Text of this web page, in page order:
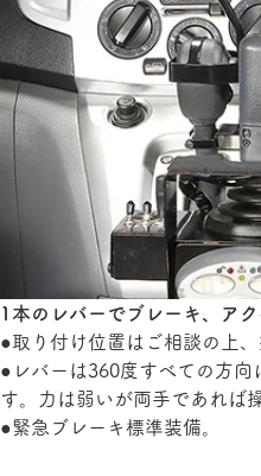
1本のレバーでブレーキ、ア
●取り付け位置はご相談の上
● レバーは360度すべての方
す。力は弱いが両手であれば
●緊急ブレーキ標準装備。